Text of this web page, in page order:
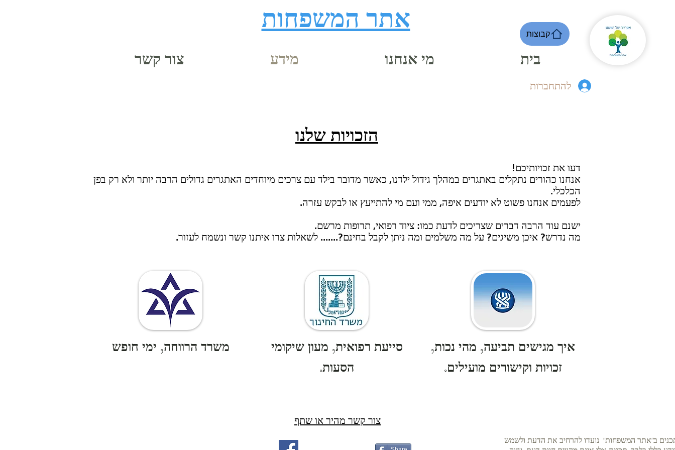
אתר המשפחות
קבוצות
בית מי אנחנו מידע צור קשר
להתחברות
הזכויות שלנו
דעו את זכויותיכם!
אנחנו כהורים נתקלים באתגרים במהלך גידול ילדנו, כאשר מדובר בילד עם צרכים מיוחדים האתגרים גדולים הרבה יותר ולא רק בפן
הכלכלי.
לפעמים אנחנו פשוט לא יודעים איפה, ממי ועם מי להתייעץ או לבקש עזרה.
ישנם עוד הרבה דברים שצריכים לדעת כמו: ציוד רפואי, תרופות מרשם.
מה נדרש? איכן משיגים? על מה משלמים ומה ניתן לקבל בחינם?....... לשאלות צרו איתנו קשר ונשמח לעזור.
משרד הרווחה, ימי חופש
סייעת רפואית, מעון שיקומי
הסעות.
איך מגישים תביעה, מהי נכות,
זכויות וקישורים מועילים.
צור קשר מהיר או שתף
ב"אתר המשפחות" נועדו להרחיב את הדעת ולשמש